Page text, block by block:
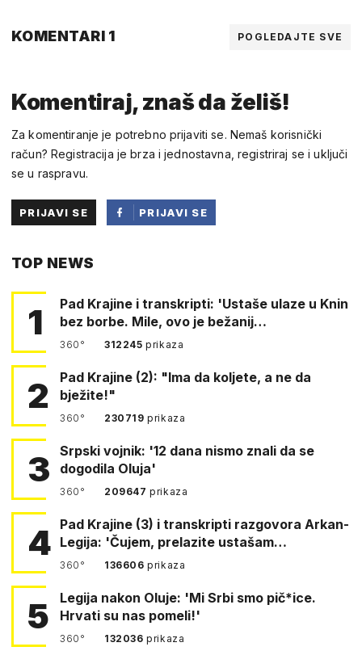
KOMENTARI 1 POGLEDAJTE SVE
Komentiraj, znaš da želiš!
Za komentiranje je potrebno prijaviti se. Nemaš korisnički
račun? Registracija je brza i jednostavna, registriraj se i uključi
se u raspravu.
PRIJAVI SE
PRIJAVI SE
TOP NEWS
1
Pad Krajine i transkripti: 'Ustaše ulaze u Knin
bez borbe. Mile, ovo je bežanij…
360° 312245prikaza
2
Pad Krajine (2): "Ima da koljete, a ne da
bježite!"
360° 230719prikaza
3
Srpski vojnik: '12 dana nismo znali da se
dogodila Oluja'
360° 209647prikaza
4 Pad Krajine (3) i transkripti razgovora Arkan-
Legija: 'Čujem, prelazite ustašam…
360° 136606prikaza
5
Legija nakon Oluje: 'Mi Srbi smo pič*ice.
Hrvati su nas pomeli!'
360° 132036prikaza